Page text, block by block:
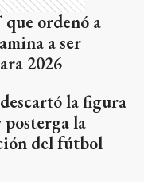
ordenó a
a ser
2026
la figura
posterga la
del fútbol